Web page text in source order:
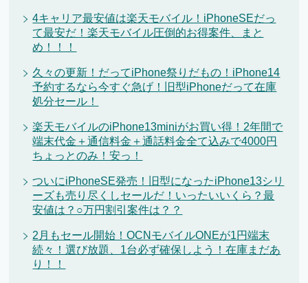
4キャリア最安値は楽天モバイル！iPhoneSEだっ
て最安だ！楽天モバイル圧倒的お得案件、まと
め！！！
久々の更新！だってiPhone祭りだもの！iPhone14
予約するなら今すぐ急げ！旧型iPhoneだって在庫
処分セール！
楽天モバイルのiPhone13miniがお買い得！2年間で
端末代金＋通信料金＋通話料金全て込みで4000円
ちょっとのみ！安っ！
ついにiPhoneSE発売！旧型になったiPhone13シリ
ーズも売り尽くしセールだ！いったいいくら？最
安値は？○万円割引案件は？？
2月もセール開始！OCNモバイルONEが1円端末
続々！選び放題、1台必ず確保しよう！在庫まだあ
り！！